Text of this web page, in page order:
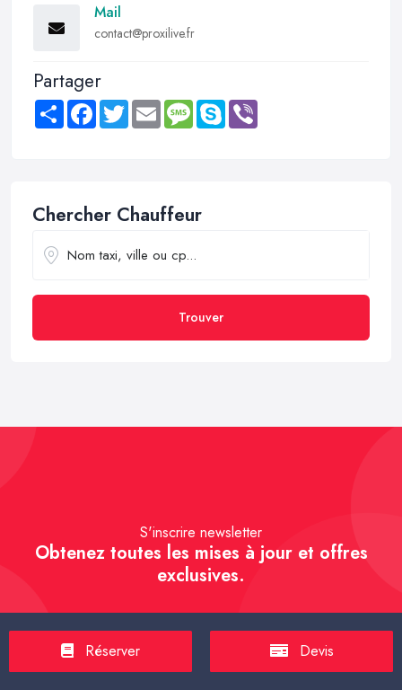
Mail
contact@proxilive.fr
Partager
Share FacebookTwitter Email MessageSkype
Chercher Chauffeur
Trouver
S'inscrire newsletter
Obtenez toutes les mises à jour et offres
exclusives.
S'inscrire
Réserver Devis